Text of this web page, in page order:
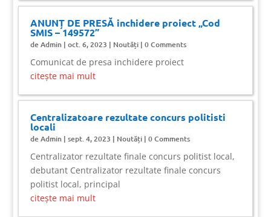
ANUNȚ DE PRESĂ inchidere proiect „Cod
SMIS – 149572”
deAdmin |oct. 6, 2023 | Noutăți | 0 Comments
Comunicat de presa inchidere proiect
citește mai mult
Centralizatoare rezultate concurs politisti
locali
deAdmin |sept. 4, 2023 | Noutăți | 0 Comments
Centralizator rezultate finale concurs politist local,
debutant Centralizator rezultate finale concurs
politist local, principal
citește mai mult